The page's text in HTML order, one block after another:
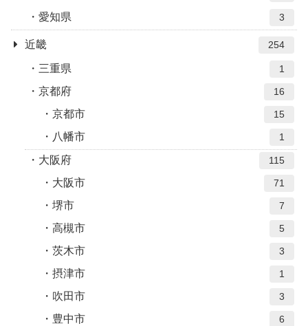
愛知県 3
近畿 254
三重県 1
京都府 16
京都市 15
八幡市 1
大阪府 115
大阪市 71
堺市 7
高槻市 5
茨木市 3
摂津市 1
吹田市 3
豊中市 6